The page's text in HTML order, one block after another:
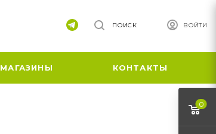
ВОЙТИ
ПОИСК
МАГАЗИНЫ КОНТАКТЫ
0